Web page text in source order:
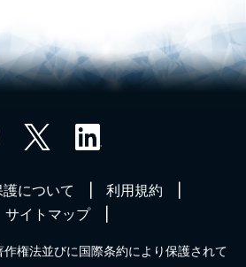
について
利用規約
サイトマップ
権法並びに国際条約により保護されて